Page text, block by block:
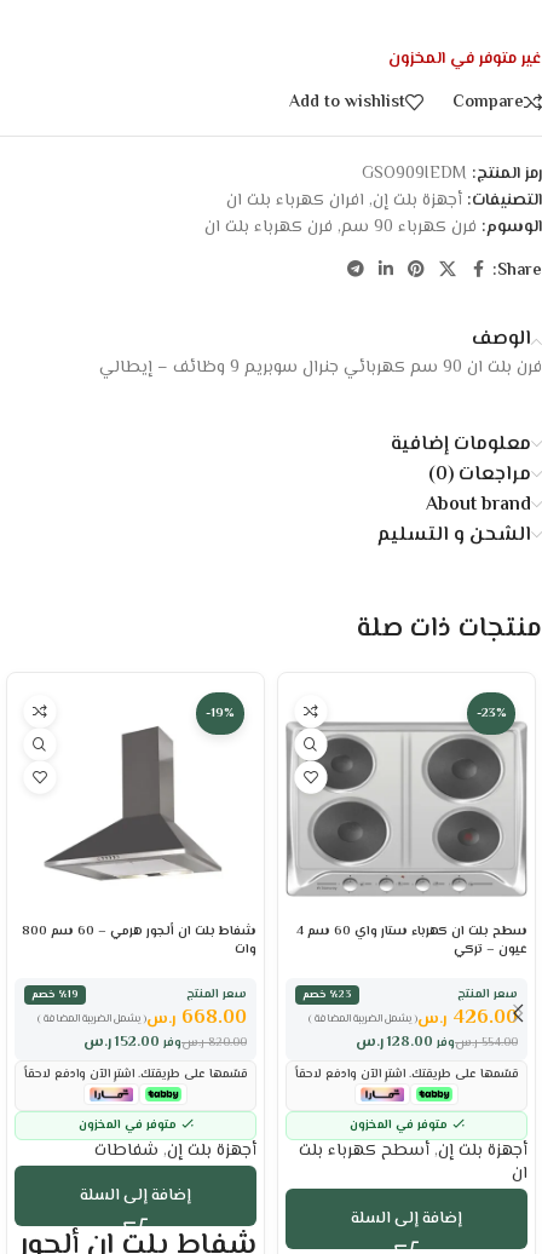
غير متوفر في المخزون
Compare
Add to wishlist
رمز المنتج: GSO909IEDM
التصنيفات: أجهزة بلت إن, افران كهرباء بلت ان
الوسوم: فرن كهرباء 90 سم , فرن كهرباء بلت ان
Share:
الوصف
فرن بلت ان 90 سم كهربائي جنرال سوبريم 9 وظائف – إيطالي
معلومات إضافية
مراجعات (0)
About brand
الشحن و التسليم
منتجات ذات صلة
-23%
سطح بلت ان كهرباء ستار واي 60 سم 4
عيون – تركي
سعر المنتج
٪23 خصم
( يشمل الضريبة المضافة )
426.00 ر.س
وفر 128.00ر.س 554.00 ر.س
قسّمها على طريقتك. اشترِ الآن وادفع لاحقاً
متوفر في المخزون
أجهزة بلت إن, أسطح كهرباء بلت
ان
إضافة إلى السلة
-19%
شفاط بلت ان ألجور هرمي – 60 سم 800
وات
سعر المنتج
٪19 خصم
( يشمل الضريبة المضافة )
668.00 ر.س
وفر 152.00ر.س 820.00 ر.س
قسّمها على طريقتك. اشترِ الآن وادفع لاحقاً
متوفر في المخزون
أجهزة بلت إن, شفاطات
إضافة إلى السلة